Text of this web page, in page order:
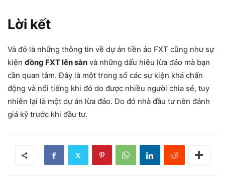
Lời kết
Và đó là những thông tin về dự án tiền ảo FXT cũng như sự
kiện đồng FXT lên sàn và những dấu hiệu lừa đảo mà bạn
cần quan tâm. Đây là một trong số các sự kiện khá chấn
động và nổi tiếng khi đó do được nhiều người chia sẻ, tuy
nhiên lại là một dự án lừa đảo. Do đó nhà đầu tư nên đánh
giá kỹ trước khi đầu tư.